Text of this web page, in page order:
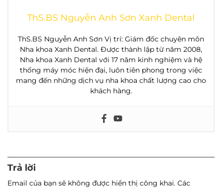
ThS.BS Nguyễn Anh Sơn Xanh Dental
ThS.BS Nguyễn Anh Sơn Vị trí: Giám đốc chuyên môn
Nha khoa Xanh Dental. Được thành lập từ năm 2008,
Nha khoa Xanh Dental với 17 năm kinh nghiệm và hệ
thống máy móc hiện đại, luôn tiên phong trong việc
mang đến những dịch vụ nha khoa chất lượng cao cho
khách hàng.
Trả lời
Email của bạn sẽ không được hiển thị công khai. Các